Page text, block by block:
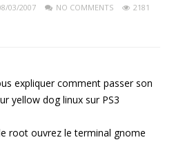
03/2007 NO COMMENTS
2181
expliquer comment passer son
yellow dog linux sur PS3
root ouvrez le terminal gnome